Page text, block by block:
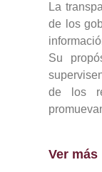
La
de los
Su
de los
Ver más